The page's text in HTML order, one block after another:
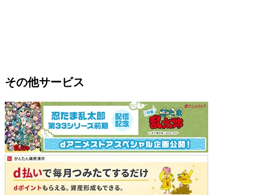
その他サービス